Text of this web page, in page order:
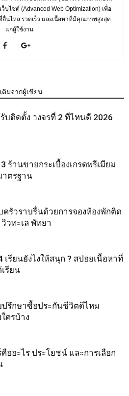
บไซต์ (Advanced Web Optimization) เพื่อ
นไหล รวดเร็ว และเนื้อหาที่มีคุณภาพสูงสุด
แก่ผู้ใช้งาน
ติมจากผู้เขียน
บติดตั้ง วงจรที่ 2 ที่ไหนดี 2026
ร้านขายกระเบื้องเกรดพรีเมียม
ตรฐาน
ครัวราบรื่นด้วยการจองห้องพักติด
วทะเล พัทยา
เรียนยังไงให้สนุก ? สปอยเนื้อหาที่
รียน
ปรึกษาซื้อประกันชีวิตดีไหม
ครบ้าง
ออะไร ประโยชน์ และการเลือก